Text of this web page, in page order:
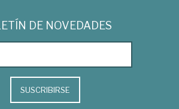
DE NOVEDADES
SUSCRIBIRSE